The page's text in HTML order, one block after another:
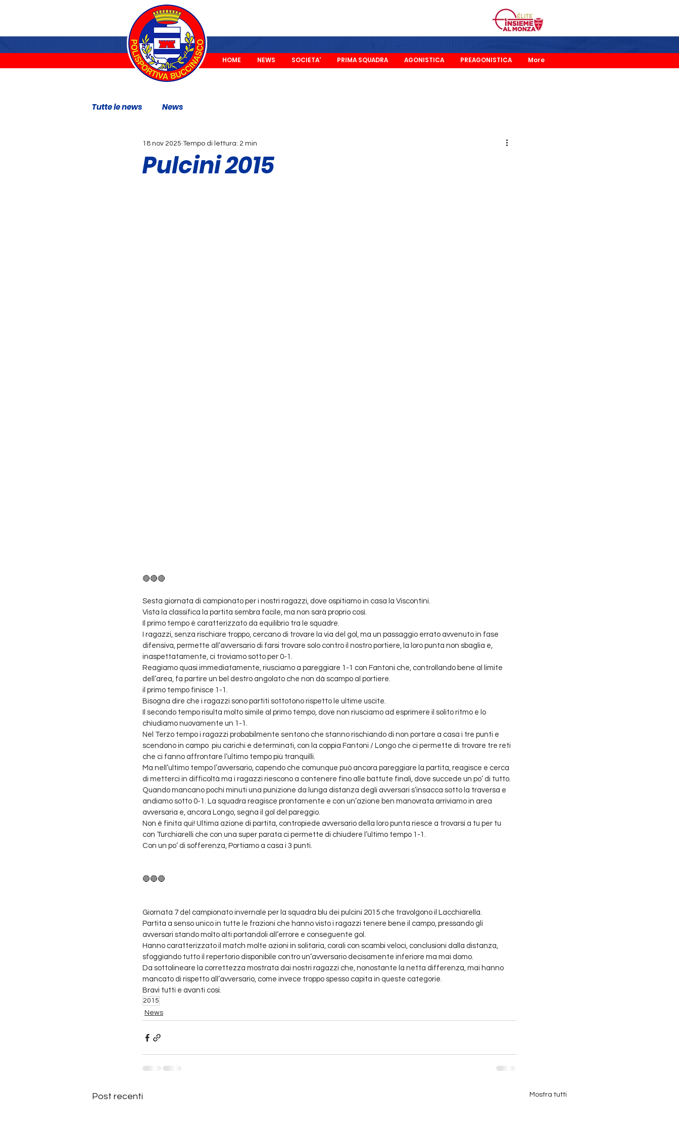
HOME NEWS SOCIETA' PRIMA SQUADRA AGONISTICA PREAGONISTICA More
Tutte le news News
Pulcini 2015
18 nov 2025 Tempo di lettura: 2 min
🔴🔴🔴
Sesta giornata di campionato per i nostri ragazzi, dove ospitiamo in casa la Viscontini.
Vista la classifica la partita sembra facile, ma non sarà proprio così.
Il primo tempo è caratterizzato da equilibrio tra le squadre.
I ragazzi, senza rischiare troppo, cercano di trovare la via del gol, ma un passaggio errato avvenuto in fase
difensiva, permette all’avversario di farsi trovare solo contro il nostro portiere, la loro punta non sbaglia e,
inaspettatamente, ci troviamo sotto per 0-1.
Reagiamo quasi immediatamente, riusciamo a pareggiare 1-1 con Fantoni che, controllando bene al limite
dell’area, fa partire un bel destro angolato che non dà scampo al portiere.
il primo tempo finisce 1-1.
Bisogna dire che i ragazzi sono partiti sottotono rispetto le ultime uscite.
Il secondo tempo risulta molto simile al primo tempo, dove non riusciamo ad esprimere il solito ritmo e lo
chiudiamo nuovamente un 1-1.
Nel Terzo tempo i ragazzi probabilmente sentono che stanno rischiando di non portare a casa i tre punti e
scendono in campo  piu carichi e determinati, con la coppia Fantoni / Longo che ci permette di trovare tre reti
che ci fanno affrontare l’ultimo tempo più tranquilli.
Ma nell’ultimo tempo l’avversario, capendo che comunque può ancora pareggiare la partita, reagisce e cerca
di metterci in difficoltà ma i ragazzi riescono a contenere fino alle battute finali, dove succede un po’ di tutto.
Quando mancano pochi minuti una punizione da lunga distanza degli avversari s’insacca sotto la traversa e
andiamo sotto 0-1. La squadra reagisce prontamente e con un’azione ben manovrata arriviamo in area
avversaria e, ancora Longo, segna il gol del pareggio.
Non è finita qui! Ultima azione di partita, contropiede avversario della loro punta riesce a trovarsi a tu per tu
con Turchiarelli che con una super parata ci permette di chiudere l’ultimo tempo 1-1.
Con un po’ di sofferenza, Portiamo a casa i 3 punti.
🔵🔵🔵
Giornata 7 del campionato invernale per la squadra blu dei pulcini 2015 che travolgono il Lacchiarella.
Partita a senso unico in tutte le frazioni che hanno visto i ragazzi tenere bene il campo, pressando gli
avversari stando molto alti portandoli all’errore e conseguente gol.
Hanno caratterizzato il match molte azioni in solitaria, corali con scambi veloci, conclusioni dalla distanza,
sfoggiando tutto il repertorio disponibile contro un’avversario decisamente inferiore ma mai domo.
Da sottolineare la correttezza mostrata dai nostri ragazzi che, nonostante la netta differenza, mai hanno
mancato di rispetto all’avversario, come invece troppo spesso capita in queste categorie.
Bravi tutti e avanti cosi.
2015
News
Post recenti Mostra tutti